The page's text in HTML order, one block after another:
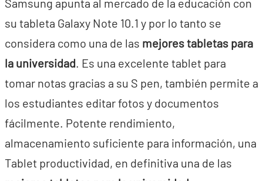
Samsung apunta al mercado de la educación con
su tableta Galaxy Note 10.1 y por lo tanto se
considera como una de las mejores tabletas para
la universidad. Es una excelente tablet para
tomar notas gracias a su S pen, también permite a
los estudiantes editar fotos y documentos
fácilmente. Potente rendimiento,
almacenamiento suficiente para información, una
Tablet productividad, en definitiva una de las